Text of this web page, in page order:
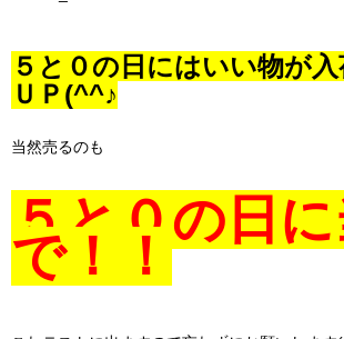
５と０の日にはいい物が
ＵＰ(^^♪
当然売るのも
５と０の日
で！！